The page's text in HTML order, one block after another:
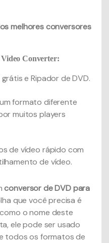
melhores conversores
Converter:
e Ripador de DVD.
formato diferente
muitos players
de vídeo rápido com
de vídeo.
conversor de DVD para
que você precisa é
o nome deste
ele pode ser usado
todos os formatos de